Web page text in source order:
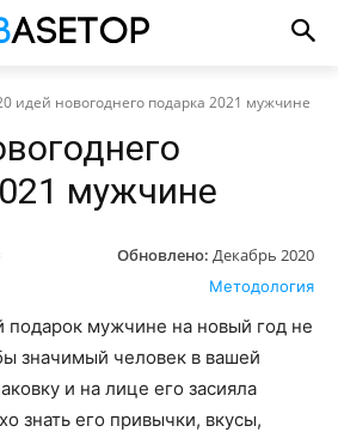
идей новогоднего подарка 2021 мужчине
мужчине
Обновлено: Декабрь 2020
Методология
подарок мужчине на новый год не
значимый человек в вашей
и на лице его засияла
знать его привычки, вкусы,